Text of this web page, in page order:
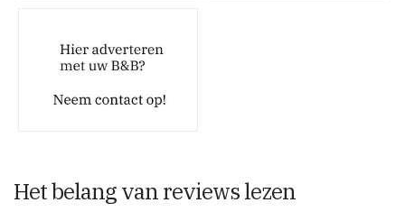
Het belang van reviews lezen